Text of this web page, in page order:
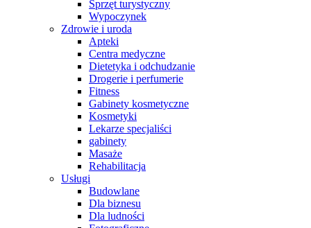
Sprzęt turystyczny
Wypoczynek
Zdrowie i uroda
Apteki
Centra medyczne
Dietetyka i odchudzanie
Drogerie i perfumerie
Fitness
Gabinety kosmetyczne
Kosmetyki
Lekarze specjaliści
gabinety
Masaże
Rehabilitacja
Usługi
Budowlane
Dla biznesu
Dla ludności